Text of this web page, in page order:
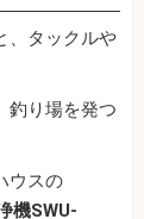
、タックルや
釣り場を発つ
ウスの
機SWU-